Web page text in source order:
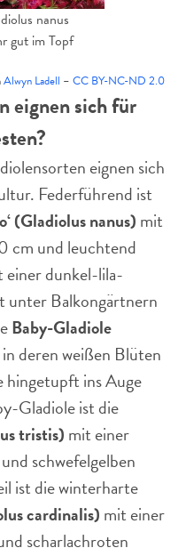
nanus
gut im Topf
Alwyn Ladell – CC BY-NC-ND 2.0
eignen sich für
eignen sich
Federführend ist
(Gladiolus nanus)mit
cm und leuchtend
dunkel-lila-
unter Balkongärtnern
Baby-Gladiole
deren weißen Blüten
hingetupft ins Auge
Gladiole ist die
tristis) mit einer
schwefelgelben
ist die winterharte
cardinalis)mit einer
scharlachroten